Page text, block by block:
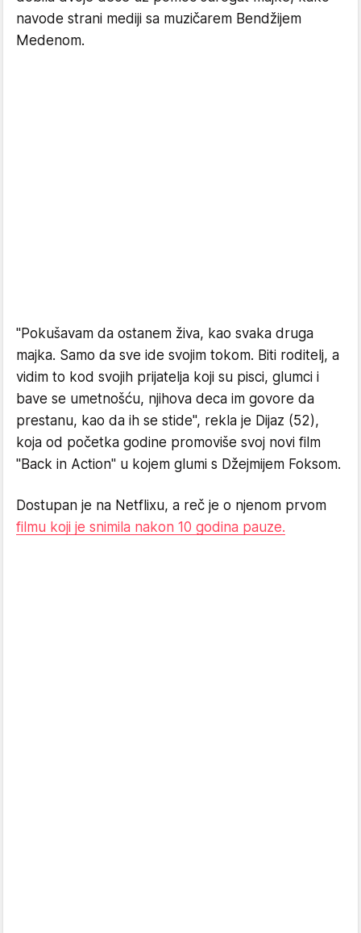
navode strani mediji sa muzičarem Bendžijem
Medenom.
"Pokušavam da ostanem živa, kao svaka druga
majka. Samo da sve ide svojim tokom. Biti roditelj, a
vidim to kod svojih prijatelja koji su pisci, glumci i
bave se umetnošću, njihova deca im govore da
prestanu, kao da ih se stide", rekla je Dijaz (52),
koja od početka godine promoviše svoj novi film
"Back in Action" u kojem glumi s Džejmijem Foksom.
Dostupan je na Netflixu, a reč je o njenom prvom
filmu koji je snimila nakon 10 godina pauze.